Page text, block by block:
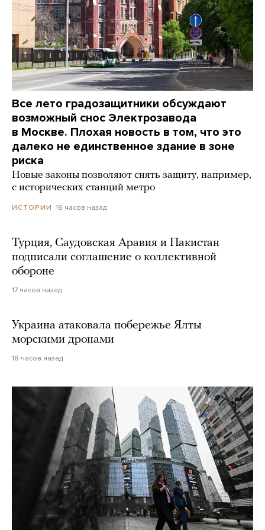
Все лето градозащитники обсуждают
возможный снос Электрозавода
в Москве. Плохая новость в том, что это
далеко не единственное здание в зоне
риска
Новые законы позволяют снять защиту, например,
с исторических станций метро
ИСТОРИИ 16 часов назад
Турция, Саудовская Аравия и Пакистан
подписали соглашение о коллективной
обороне
17 часов назад
Украина атаковала побережье Ялты
морскими дронами
18 часов назад